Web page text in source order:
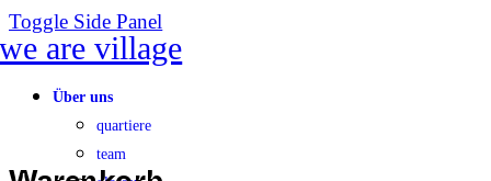
Toggle Side Panel
Über uns
quartiere
team